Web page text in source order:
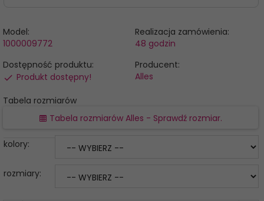
Model:
1000009772
Realizacja zamówienia:
48 godzin
Dostępność produktu:
Produkt dostępny!
Producent:
Alles
Tabela rozmiarów
Tabela rozmiarów Alles - Sprawdź rozmiar.
kolory:
rozmiary: